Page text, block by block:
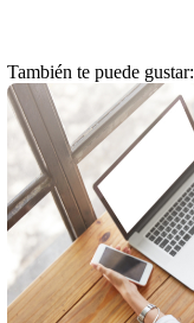
También te puede gustar: